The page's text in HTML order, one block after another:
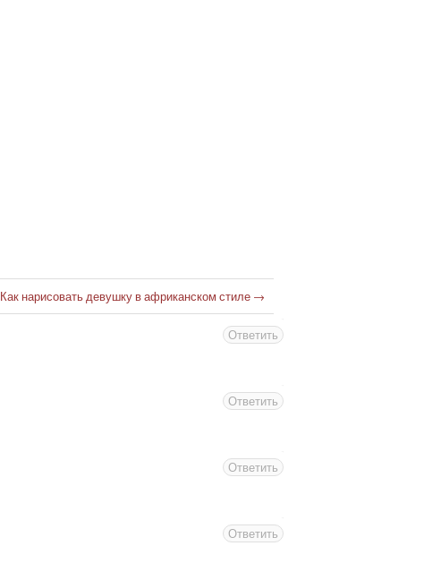
Как нарисовать девушку в африканском стиле →
Ответить
Ответить
Ответить
Ответить